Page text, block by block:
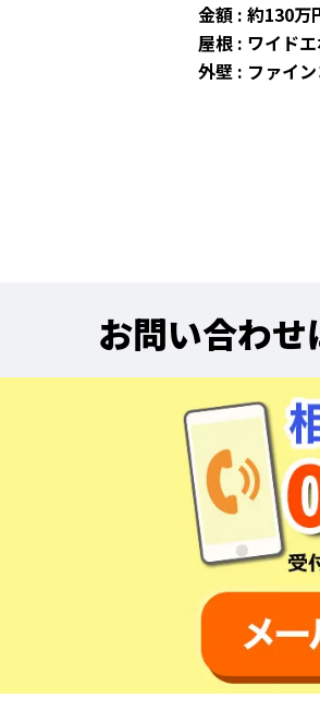
金額 : 約130万
屋根 : ワイド
外壁 : ファイ
お問い合わ